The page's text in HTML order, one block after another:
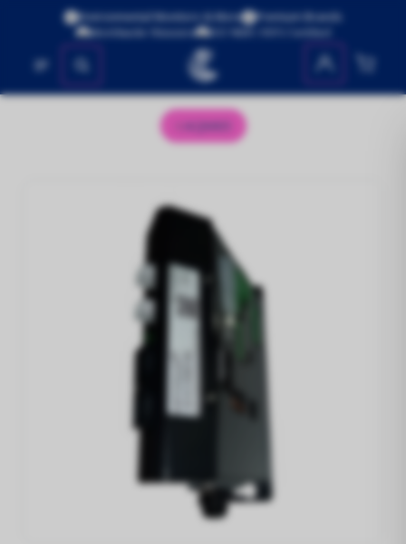
Environmental Monitors & More
Premium Brands
Worldwide Shipping
ISO 9001:2015 Certified
No se encontraron productos
AQM65